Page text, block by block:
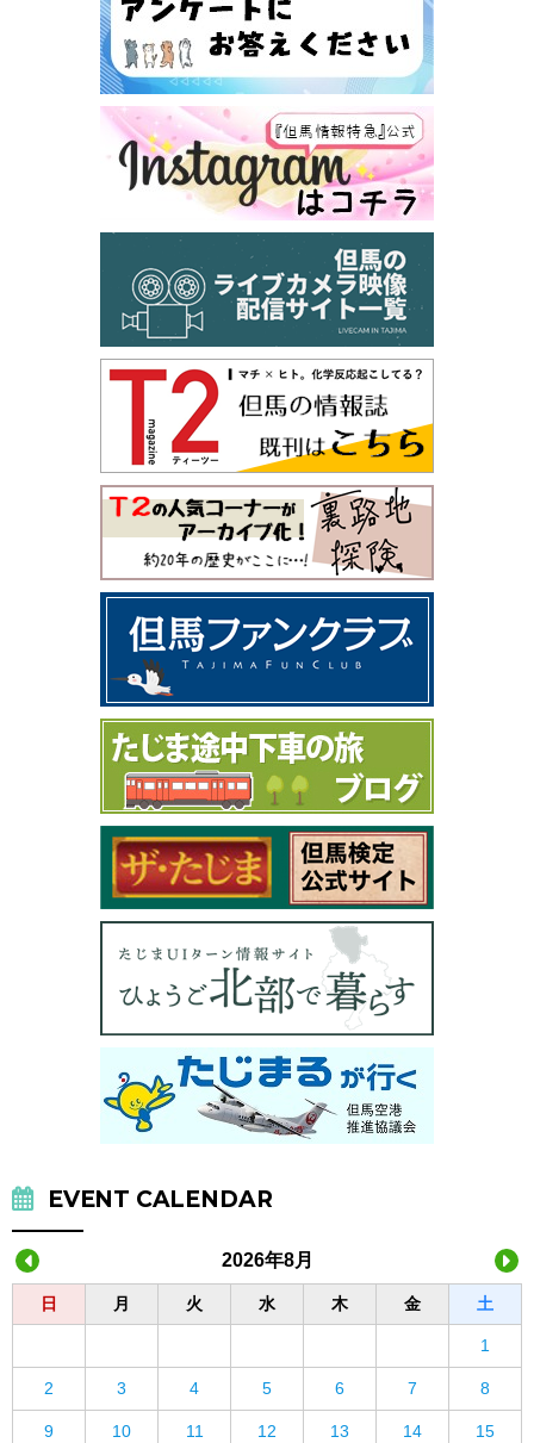
EVENT CALENDAR
2026年8月
日 月 火 水 木 金 土
1
2 3 4 5 6 7 8
9 10 11 12 13 14 15